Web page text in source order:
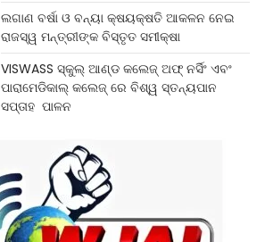
ଲଗାଣ ବର୍ଷା ଓ ବନ୍ୟା କ୍ଷୟକ୍ଷତି ଆକଳନ ନେଇ
ରାଜସ୍ୱ ମନ୍ତ୍ରୀଙ୍କ ବିସ୍ତୃତ ସମୀକ୍ଷା
VISWASS ସ୍କୁଲ୍ ଆଣ୍ଡ କଲେଜ୍ ଅଫ୍ ନର୍ସିଂ ଏବଂ
ପାରାମେଡିକାଲ୍ କଲେଜ୍ ରେ ବିଶ୍ୱ ସ୍ତନ୍ୟପାନ
ସପ୍ତାହ ପାଳନ